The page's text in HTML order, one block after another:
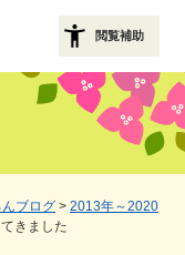
閲覧補助
ブログ > 2013年～2020
きました